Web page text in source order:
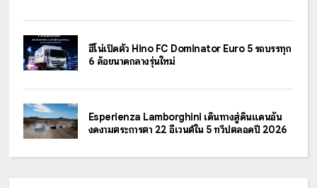
ฮีโน่เปิดตัว Hino FC Dominator Euro 5 รถบรรทุก
6 ล้อขนาดกลางรุ่นใหม่
Esperienza Lamborghini เดินทางสู่ดินแดนอัน
งดงามตระการตา 22 อีเวนต์ใน 5 ทวีปตลอดปี 2026